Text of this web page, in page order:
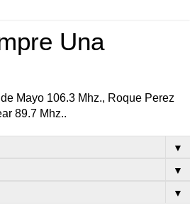
Una
Mayo 106.3 Mhz., Roque Perez
89.7 Mhz..
▼
▼
▼